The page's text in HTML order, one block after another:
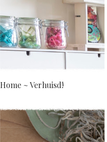
Home ~ Verhuisd!